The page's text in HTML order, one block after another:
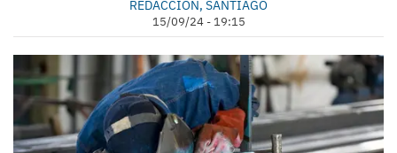
REDACCIÓN, SANTIAGO
15/09/24 - 19:15